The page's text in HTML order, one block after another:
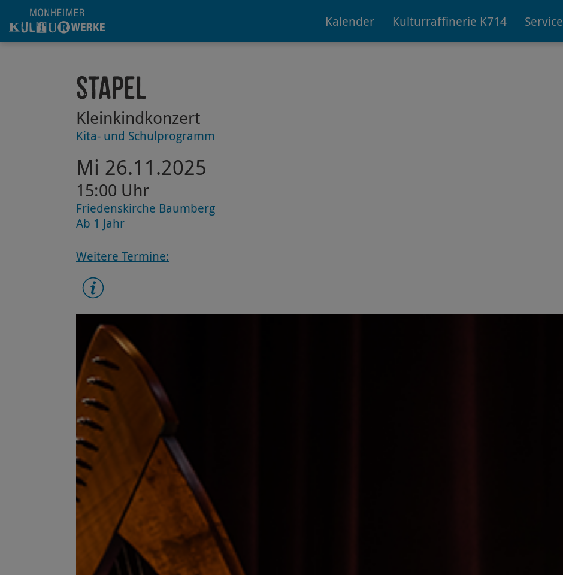
Hauptregion der Seite anspringen
Kalender Kulturraffinerie K714 Service
Stapel
Kleinkindkonzert
Kita- und Schulprogramm
Mi 26.11.2025
15:00 Uhr
Friedenskirche Baumberg
Ab 1 Jahr
Weitere Termine: